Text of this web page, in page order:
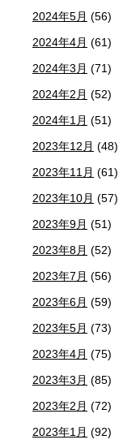
2024年5月 (56)
2024年4月 (61)
2024年3月 (71)
2024年2月 (52)
2024年1月 (51)
2023年12月 (48)
2023年11月 (61)
2023年10月 (57)
2023年9月 (51)
2023年8月 (52)
2023年7月 (56)
2023年6月 (59)
2023年5月 (73)
2023年4月 (75)
2023年3月 (85)
2023年2月 (72)
2023年1月 (92)